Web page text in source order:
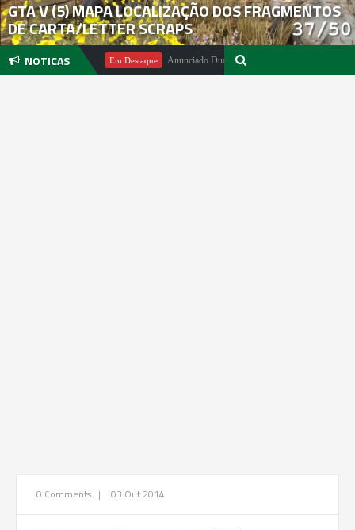
GTA V (5) MAPA LOCALIZAÇÃO DOS FRAGMENTOS
DE CARTA/LETTER SCRAPS
NOTICAS
Pachter Em Destaque Anunciado DualSense The Last of Us Limited Edition
0 Comments | 03 Out 2014